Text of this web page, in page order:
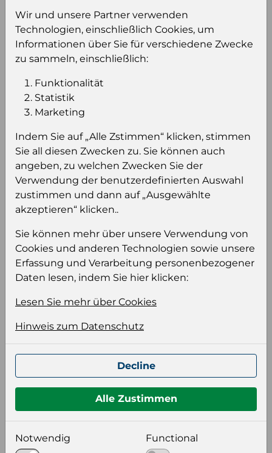
Stückzahl pro
Palette
2160
Sie müssen eingeloggt sein, um Preise zu
Einloggen Anmeldung für B2B Konto
Produktinformation
Wählen Sie eine Sprache und ein Format für
Ihre Produktdatei aus
Format auswählen
Bildeinstellungen
wählen Sie eine Auflösung für Ihr Bild aus
Bildauflösung
Wir und unsere Partner verwenden
Technologien, einschließlich Cookies, um
Informationen über Sie für verschiedene Zwecke
zu sammeln, einschließlich:
Funktionalität
Statistik
Marketing
Indem Sie auf „Alle Zstimmen“ klicken, stimmen
Sie all diesen Zwecken zu. Sie können auch
angeben, zu welchen Zwecken Sie der
Verwendung der benutzerdefinierten Auswahl
zustimmen und dann auf „Ausgewählte
akzeptieren“ klicken..
Sie können mehr über unsere Verwendung von
Cookies und anderen Technologien sowie unsere
Erfassung und Verarbeitung personenbezogener
Daten lesen, indem Sie hier klicken:
Lesen Sie mehr über Cookies
Hinweis zum Datenschutz
Decline
Alle Zustimmen
Notwendig Functional